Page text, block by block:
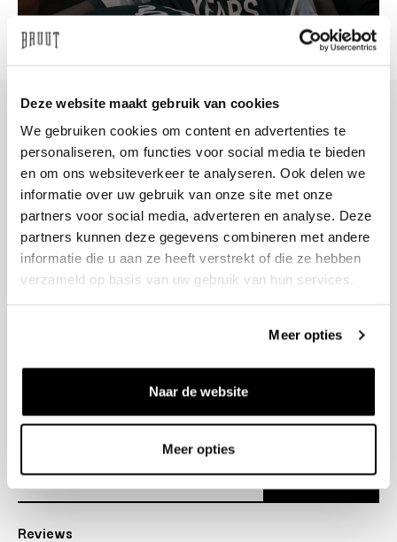
Deze website maakt gebruik van cookies
We gebruiken cookies om content en advertenties te
personaliseren, om functies voor social media te bieden
en om ons websiteverkeer te analyseren. Ook delen we
informatie over uw gebruik van onze site met onze
partners voor social media, adverteren en analyse. Deze
partners kunnen deze gegevens combineren met andere
informatie die u aan ze heeft verstrekt of die ze hebben
verzameld op basis van uw gebruik van hun services.
Meer opties
Naar de website
Meer opties
+31 23 205 2006
info@bruut.nl
Contact Formulier
Open 11:00 - 21:00
OPENINGSTIJDEN
Over ons
Reviews